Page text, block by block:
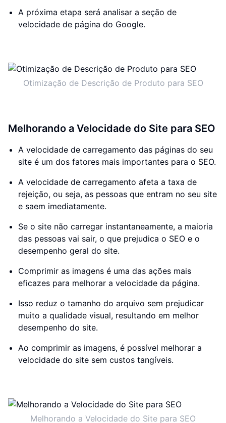
A próxima etapa será analisar a seção de
velocidade de página do Google.
Otimização de Descrição de Produto para SEO
Melhorando a Velocidade do Site para SEO
A velocidade de carregamento das páginas do seu
site é um dos fatores mais importantes para o SEO.
A velocidade de carregamento afeta a taxa de
rejeição, ou seja, as pessoas que entram no seu site
e saem imediatamente.
Se o site não carregar instantaneamente, a maioria
das pessoas vai sair, o que prejudica o SEO e o
desempenho geral do site.
Comprimir as imagens é uma das ações mais
eficazes para melhorar a velocidade da página.
Isso reduz o tamanho do arquivo sem prejudicar
muito a qualidade visual, resultando em melhor
desempenho do site.
Ao comprimir as imagens, é possível melhorar a
velocidade do site sem custos tangíveis.
Melhorando a Velocidade do Site para SEO